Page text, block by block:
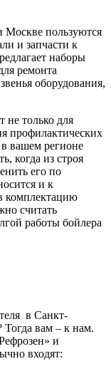
Москве пользуются
и запчасти к
наборы
ремонта
оборудования,
не только для
профилактических
в вашем регионе
когда из строя
его по
и к
комплектацию
считать
работы бойлера
в Санкт-
Тогда вам – к нам.
и
входят: